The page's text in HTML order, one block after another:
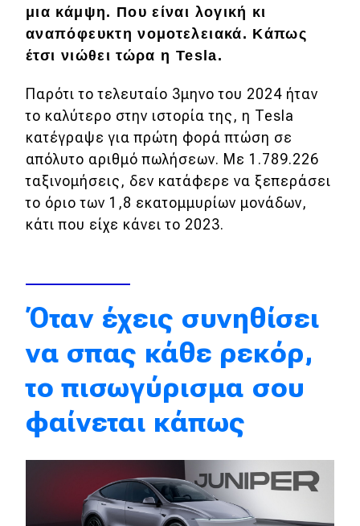
Νέα μοντέλα
Πρωτότυπα
Κόσμος
Τεχνολογία
Ασφάλεια
Αγορά
Απόψεις
Test Drive
Δοκιμή
Αποστολή
Συγκρίνουμε
Αγώνες
μια κάμψη. Που είναι λογική κι
αναπόφευκτη νομοτελειακά. Κάπως
έτσι νιώθει τώρα η Tesla.
Παρότι το τελευταίο 3μηνο του 2024 ήταν
το καλύτερο στην ιστορία της, η Tesla
κατέγραψε για πρώτη φορά πτώση σε
απόλυτο αριθμό πωλήσεων. Με 1.789.226
ταξινομήσεις, δεν κατάφερε να ξεπεράσει
το όριο των 1,8 εκατομμυρίων μονάδων,
κάτι που είχε κάνει το 2023.
Όταν έχεις συνηθίσει
να σπας κάθε ρεκόρ,
το πισωγύρισμα σου
φαίνεται κάπως